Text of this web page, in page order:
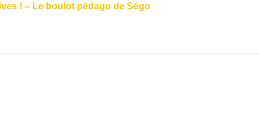
! – Le boulot pédago de Ségo